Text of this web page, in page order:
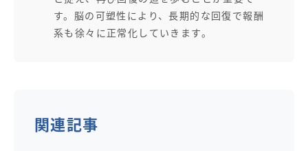
す。脳の可塑性により、長期的な回復で報酬
系も徐々に正常化していきます。
関連記事